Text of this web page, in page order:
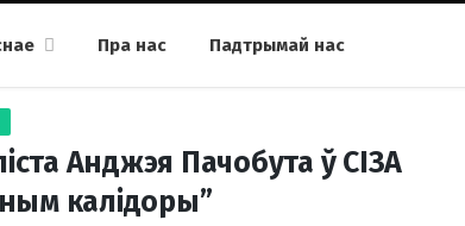
Пра нас Падтрымай нас
Анджэя Пачобута ў СІЗА
калідоры”